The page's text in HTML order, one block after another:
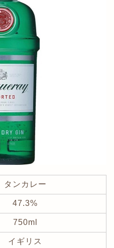
タンカレー
47.3%
750ml
イギリス